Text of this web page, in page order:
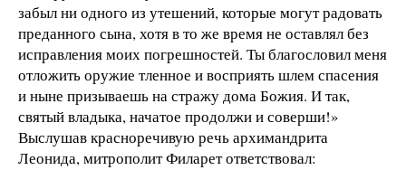
забыл ни одного из утешений, которые могут радовать
преданного сына, хотя в то же время не оставлял без
исправления моих погрешностей. Ты благословил меня
отложить оружие тленное и восприять шлем спасения
и ныне призываешь на стражу дома Божия. И так,
святый владыка, начатое продолжи и соверши!»
Выслушав красноречивую речь архимандрита
Леонида, митрополит Филарет ответствовал: